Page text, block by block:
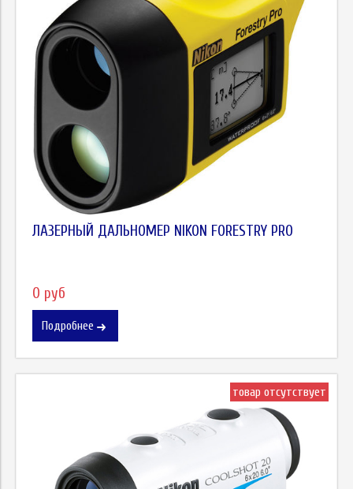
ЛАЗЕРНЫЙ ДАЛЬНОМЕР NIKON FORESTRY PRO
0 руб
Подробнее
товар отсутствует